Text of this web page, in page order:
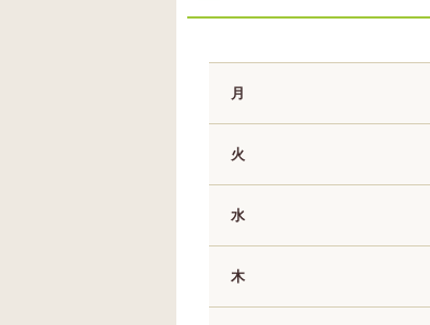
月
火
水
木